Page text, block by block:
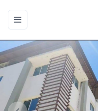
Toggle navigation menu